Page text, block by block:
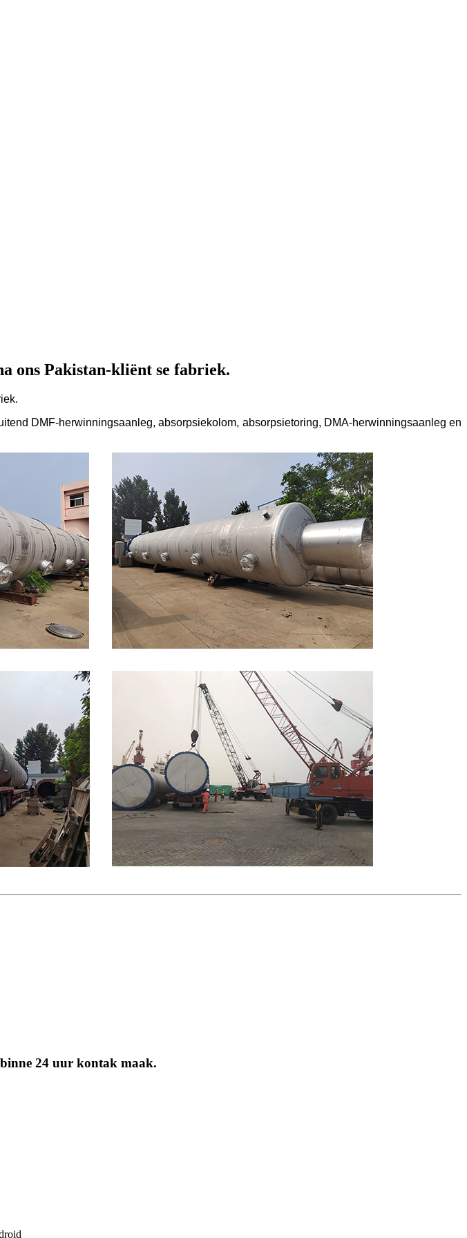
ons Pakistan-kliënt se fabriek.
DMF-herwinningsaanleg, absorpsiekolom, absorpsietoring, DMA-herwinningsaanleg en
24 uur kontak maak.